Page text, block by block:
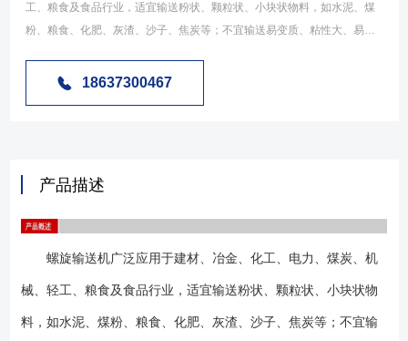
工、粮食及食品行业，适宜输送粉状、颗粒状、小块状物料，如水泥、煤
粉、粮食、化肥、灰渣、沙子、焦炭等；不宜输送易变质、粘性大、易结
般为-20～80℃，螺旋输送机适宜水平和小倾角布置，倾角以不超过15°为
等。 建材工业方面：水泥、水泥生料、付料等。 环保方面：过滤
料、养料、粉料等。 一台螺旋输送机机通常由驱动装置、头节、中间
节、尾节、头尾轴承、进出料装置等几部分（见上图）组成，如条件允
许，将驱动装置安放在出料端，因驱动装置及出料口装在头节（有止推轴
个部分又有几种不同的长度。各个螺旋节的布置次序遵循按螺旋节长度的
18637300467
产品描述
螺旋输送机广泛应用于建材、冶金、化工、电力、煤炭、机
械、轻工、粮食及食品行业，适宜输送粉状、颗粒状、小块状物
料，如水泥、煤粉、粮食、化肥、灰渣、沙子、焦炭等；不宜输